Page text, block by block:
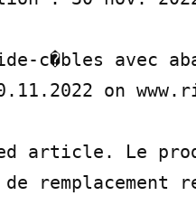
c�bles avec
on
article. Le
remplacement